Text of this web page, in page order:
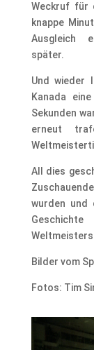
Weckruf für
knappe
Ausgleich
später.
Und wieder
Kanada
Sekunden
erneut
All dies
wurden und
Bilder vom
Fotos: Tim